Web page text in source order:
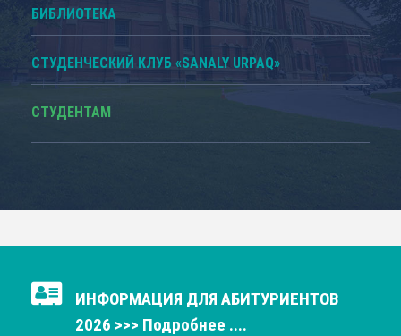
БИБЛИОТЕКА
СТУДЕНЧЕСКИЙ КЛУБ «SANALY URPAQ»
СТУДЕНТАМ
ИНФОРМАЦИЯ ДЛЯ АБИТУРИЕНТОВ
2026 >>> Подробнее ....